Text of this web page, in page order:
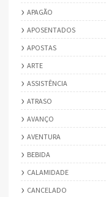
APAGÃO
APOSENTADOS
APOSTAS
ARTE
ASSISTÊNCIA
ATRASO
AVANÇO
AVENTURA
BEBIDA
CALAMIDADE
CANCELADO